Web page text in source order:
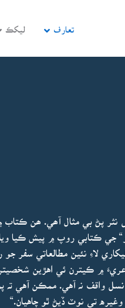
تعارف ليکڪ
نثر پڻ بي مثال آھي. ھن ڪتاب
جي ڪتابي روپ ۾ پيش ڪيا
لاءِ نئين مطالعاتي سفر جو
۾ ڪيترن ئي اهڙين
واقف نہ آهي. ممڪن آهي تہ
تي نوٽ ڏيڻ ٿو چاهيان.“